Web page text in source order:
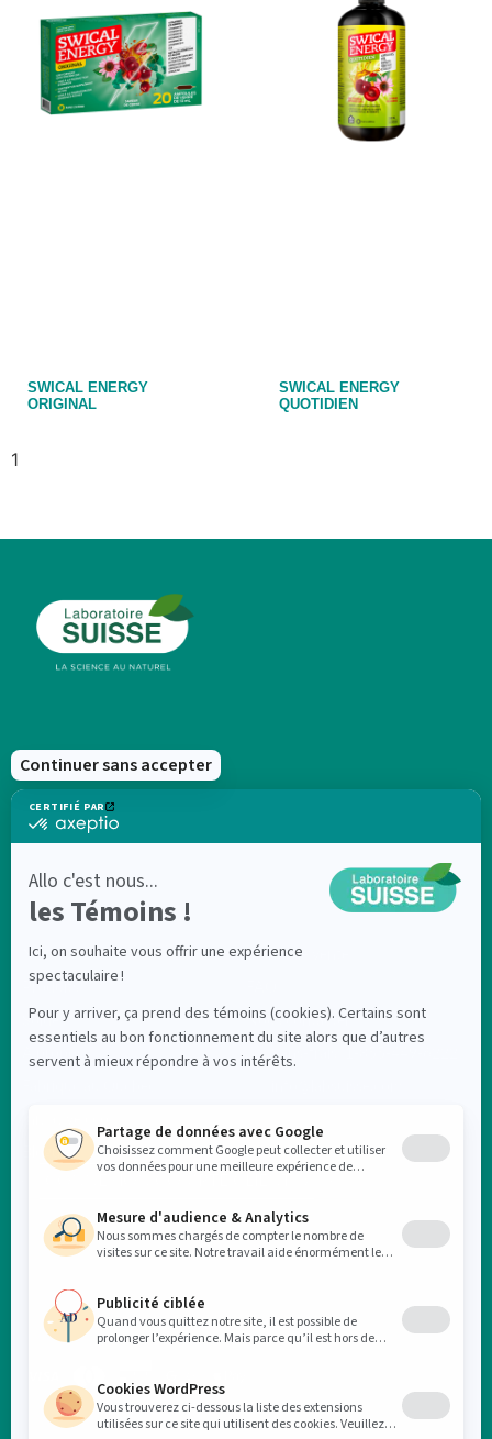
SWICAL ENERGY
ORIGINAL
SWICAL ENERGY
QUOTIDIEN
Nouveautés
Produits
Soldes
À propos
Blogue
Points de vente
Nous contacter
Sans-frais: 1-855-449-6222